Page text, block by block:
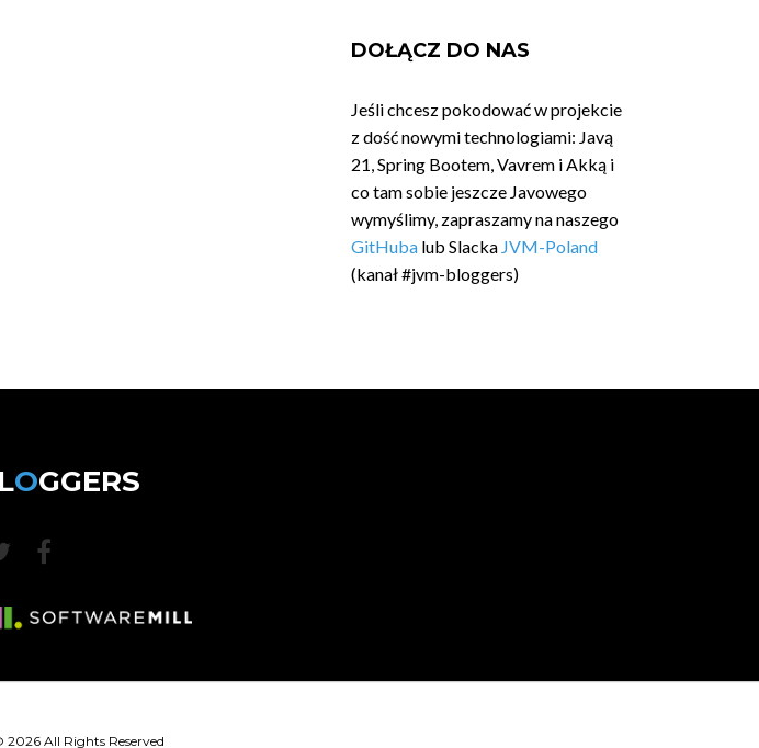
DOŁĄCZ DO NAS
Jeśli chcesz pokodować w projekcie
z dość nowymi technologiami: Javą
21, Spring Bootem, Vavrem i Akką i
co tam sobie jeszcze Javowego
wymyślimy, zapraszamy na naszego
GitHuba lub Slacka JVM-Poland
(kanał #jvm-bloggers)
OGGERS
2026All Rights Reserved